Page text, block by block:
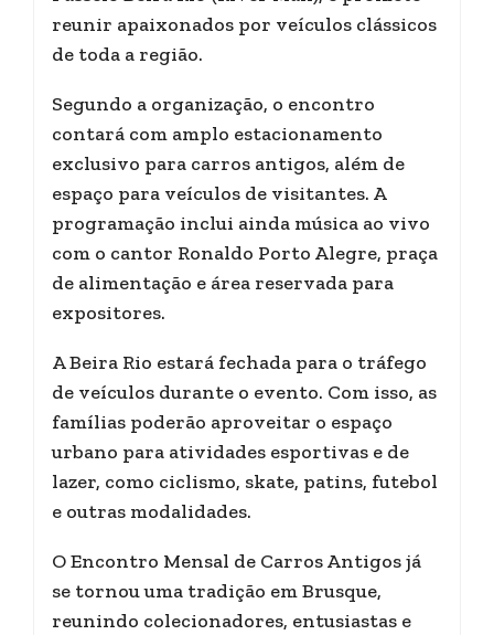
reunir apaixonados por veículos clássicos
de toda a região.
Segundo a organização, o encontro
contará com amplo estacionamento
exclusivo para carros antigos, além de
espaço para veículos de visitantes. A
programação inclui ainda música ao vivo
com o cantor Ronaldo Porto Alegre, praça
de alimentação e área reservada para
expositores.
A Beira Rio estará fechada para o tráfego
de veículos durante o evento. Com isso, as
famílias poderão aproveitar o espaço
urbano para atividades esportivas e de
lazer, como ciclismo, skate, patins, futebol
e outras modalidades.
O Encontro Mensal de Carros Antigos já
se tornou uma tradição em Brusque,
reunindo colecionadores, entusiastas e